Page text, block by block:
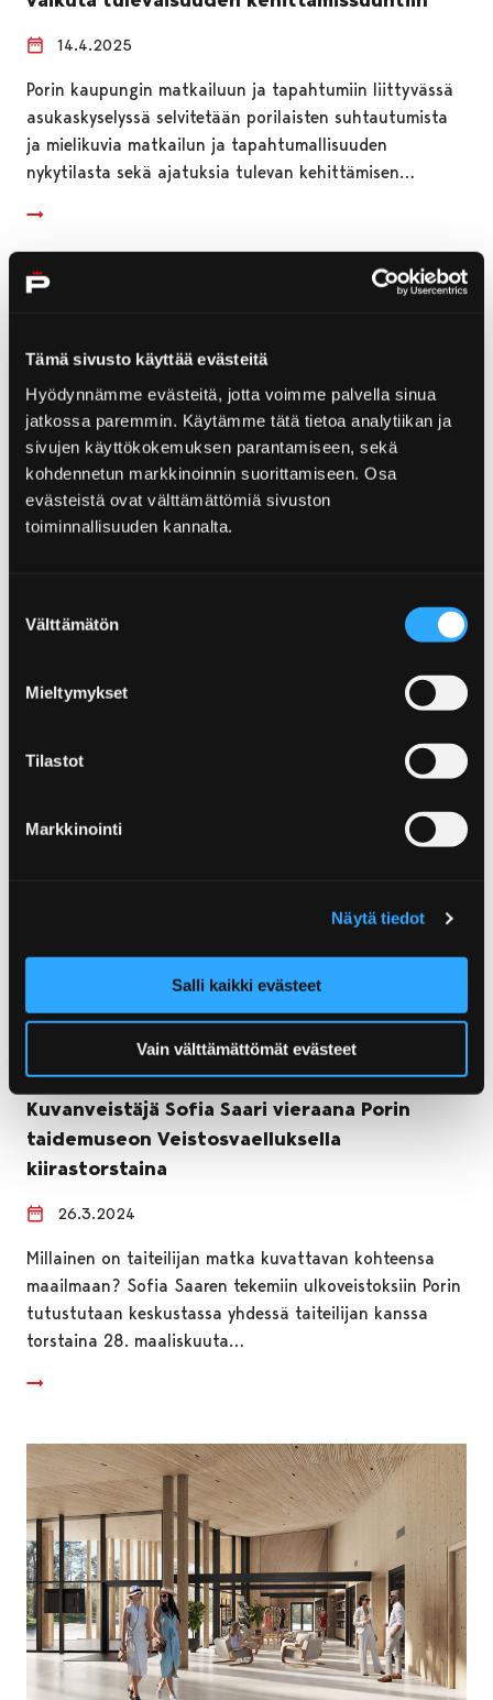
Tämä sivusto käyttää evästeitä
Hyödynnämme evästeitä, jotta voimme palvella sinua
jatkossa paremmin. Käytämme tätä tietoa analytiikan ja
sivujen käyttökokemuksen parantamiseen, sekä
kohdennetun markkinoinnin suorittamiseen. Osa
evästeistä ovat välttämättömiä sivuston
toiminnallisuuden kannalta.
valinta
Välttämätön
Mieltymykset
Tilastot
Markkinointi
Näytä tiedot
Salli kaikki evästeet
Vain välttämättömät evästeet
14.4.2025
Porin kaupungin matkailuun ja tapahtumiin liittyvässä
asukaskyselyssä selvitetään porilaisten suhtautumista
ja mielikuvia matkailun ja tapahtumallisuuden
nykytilasta sekä ajatuksia tulevan kehittämisen…
vierailukeskuksen alueella mitattiin yli 35
8.11.2024
Kuvanveistäjä Sofia Saari vieraana Porin
taidemuseon Veistosvaelluksella
kiirastorstaina
26.3.2024
Millainen on taiteilijan matka kuvattavan kohteensa
maailmaan? Sofia Saaren tekemiin ulkoveistoksiin Porin
tutustutaan keskustassa yhdessä taiteilijan kanssa
torstaina 28. maaliskuuta…